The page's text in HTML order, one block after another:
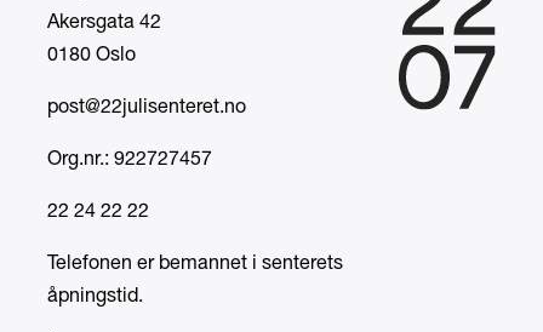
Akersgata 42
0180 Oslo
post@22julisenteret.no
Org.nr.: 922727457
22 24 22 22
Telefonen er bemannet i senterets
åpningstid.